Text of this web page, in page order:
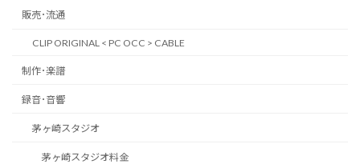
販売･流通
CLIP ORIGINAL < PC OCC > CABLE
制作･楽譜
録音･音響
茅ヶ崎スタジオ
茅ヶ崎スタジオ料金